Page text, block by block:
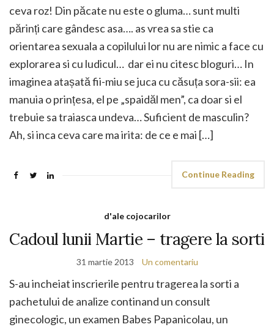
ceva roz! Din păcate nu este o gluma… sunt multi
părinți care gândesc asa…. as vrea sa stie ca
orientarea sexuala a copilului lor nu are nimic a face cu
explorarea si cu ludicul… dar ei nu citesc bloguri… In
imaginea atașată fii-miu se juca cu căsuța sora-sii: ea
manuia o prințesa, el pe „spaidăl men”, ca doar si el
trebuie sa traiasca undeva… Suficient de masculin?
Ah, si inca ceva care ma irita: de ce e mai […]
Continue Reading
d'ale cojocarilor
Cadoul lunii Martie – tragere la sorti
31 martie 2013 Un comentariu
S-au incheiat inscrierile pentru tragerea la sorti a
pachetului de analize continand un consult
ginecologic, un examen Babes Papanicolau, un